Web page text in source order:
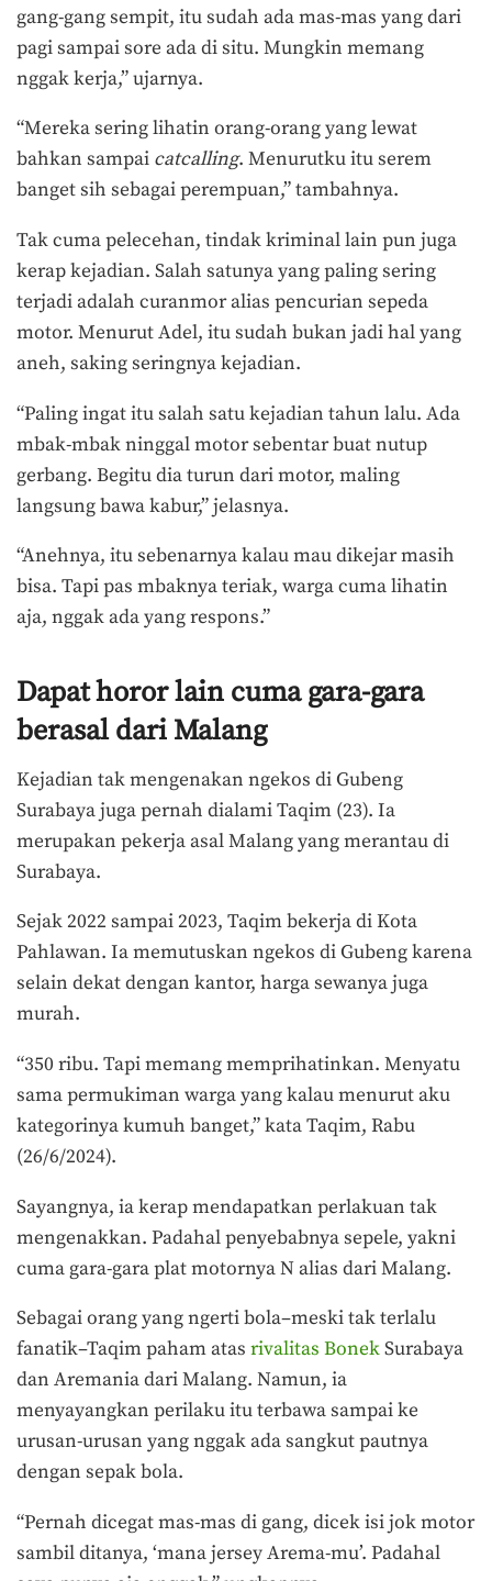
gang-gang sempit, itu sudah ada mas-mas yang dari
pagi sampai sore ada di situ. Mungkin memang
nggak kerja,” ujarnya.
“Mereka sering lihatin orang-orang yang lewat
bahkan sampai catcalling. Menurutku itu serem
banget sih sebagai perempuan,” tambahnya.
Tak cuma pelecehan, tindak kriminal lain pun juga
kerap kejadian. Salah satunya yang paling sering
terjadi adalah curanmor alias pencurian sepeda
motor. Menurut Adel, itu sudah bukan jadi hal yang
aneh, saking seringnya kejadian.
“Paling ingat itu salah satu kejadian tahun lalu. Ada
mbak-mbak ninggal motor sebentar buat nutup
gerbang. Begitu dia turun dari motor, maling
langsung bawa kabur,” jelasnya.
“Anehnya, itu sebenarnya kalau mau dikejar masih
bisa. Tapi pas mbaknya teriak, warga cuma lihatin
aja, nggak ada yang respons.”
Dapat horor lain cuma gara-gara
berasal dari Malang
Kejadian tak mengenakan ngekos di Gubeng
Surabaya juga pernah dialami Taqim (23). Ia
merupakan pekerja asal Malang yang merantau di
Surabaya.
Sejak 2022 sampai 2023, Taqim bekerja di Kota
Pahlawan. Ia memutuskan ngekos di Gubeng karena
selain dekat dengan kantor, harga sewanya juga
murah.
“350 ribu. Tapi memang memprihatinkan. Menyatu
sama permukiman warga yang kalau menurut aku
kategorinya kumuh banget,” kata Taqim, Rabu
(26/6/2024).
Sayangnya, ia kerap mendapatkan perlakuan tak
mengenakkan. Padahal penyebabnya sepele, yakni
cuma gara-gara plat motornya N alias dari Malang.
Sebagai orang yang ngerti bola–meski tak terlalu
fanatik–Taqim paham atas rivalitas BonekSurabaya
dan Aremania dari Malang. Namun, ia
menyayangkan perilaku itu terbawa sampai ke
urusan-urusan yang nggak ada sangkut pautnya
dengan sepak bola.
“Pernah dicegat mas-mas di gang, dicek isi jok motor
sambil ditanya, ‘mana jersey Arema-mu’. Padahal